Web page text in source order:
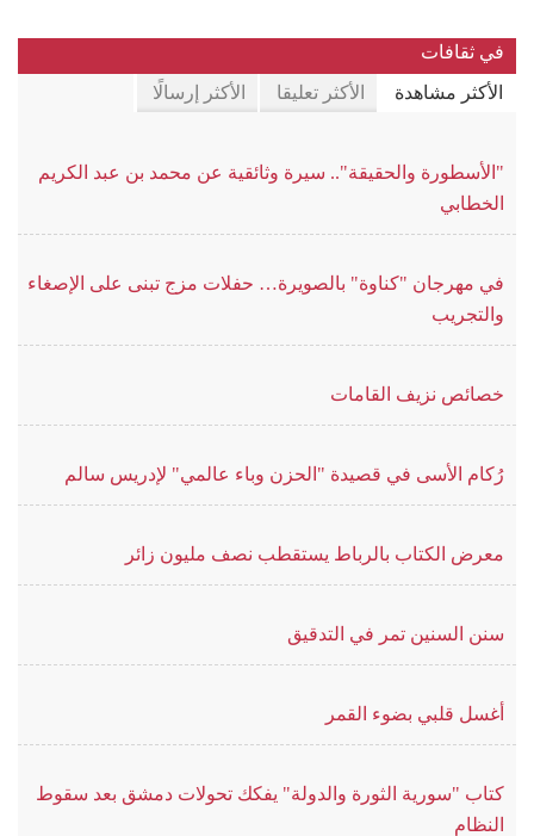
في ثقافات
الأكثر مشاهدة الأكثر تعليقا الأكثر إرسالًا
"الأسطورة والحقيقة".. سيرة وثائقية عن محمد بن عبد الكريم
الخطابي
في مهرجان "كناوة" بالصويرة… حفلات مزج تبنى على الإصغاء
والتجريب
خصائص نزيف القامات
رُكام الأسى في قصيدة "الحزن وباء عالمي" لإدريس سالم
معرض الكتاب بالرباط يستقطب نصف مليون زائر
سنن السنين تمر في التدقيق
أغسل قلبي بضوء القمر
كتاب "سورية الثورة والدولة" يفكك تحولات دمشق بعد سقوط
النظام